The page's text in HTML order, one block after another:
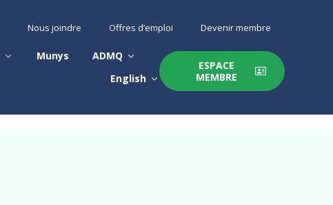
Nous joindre Offres d’emploi Devenir membre
Munys
ADMQ
English
ESPACE
MEMBRE